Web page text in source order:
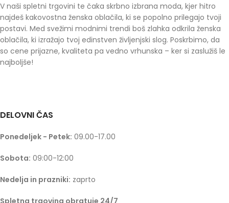
V naši spletni trgovini te čaka skrbno izbrana moda, kjer hitro
najdeš kakovostna ženska oblačila, ki se popolno prilegajo tvoji
postavi. Med svežimi modnimi trendi boš zlahka odkrila ženska
oblačila, ki izražajo tvoj edinstven življenjski slog. Poskrbimo, da
so cene prijazne, kvaliteta pa vedno vrhunska – ker si zaslužiš le
najboljše!
DELOVNI ČAS
Ponedeljek - Petek: 09.00-17.00
Sobota: 09:00-12:00
Nedelja in prazniki: zaprto
Spletna trgovina obratuje 24/7